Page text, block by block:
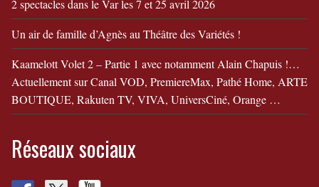
2 spectacles dans le Var les 7 et 25 avril 2026
Un air de famille d’Agnès au Théâtre des Variétés !
Kaamelott Volet 2 – Partie 1 avec notamment Alain Chapuis !…
Actuellement sur Canal VOD, PremiereMax, Pathé Home, ARTE
BOUTIQUE, Rakuten TV, VIVA, UniversCiné, Orange …
Réseaux sociaux